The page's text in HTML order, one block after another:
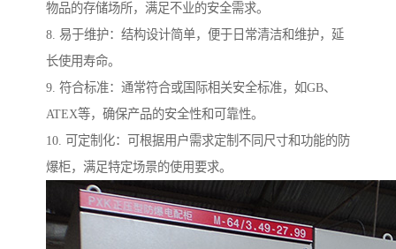
物品的存储场所，满足不业的安全需求。
8. 易于维护：结构设计简单，便于日常清洁和维护，延
长使用寿命。
9. 符合标准：通常符合或国际相关安全标准，如GB、
ATEX等，确保产品的安全性和可靠性。
10. 可定制化：可根据用户需求定制不同尺寸和功能的防
爆柜，满足特定场景的使用要求。